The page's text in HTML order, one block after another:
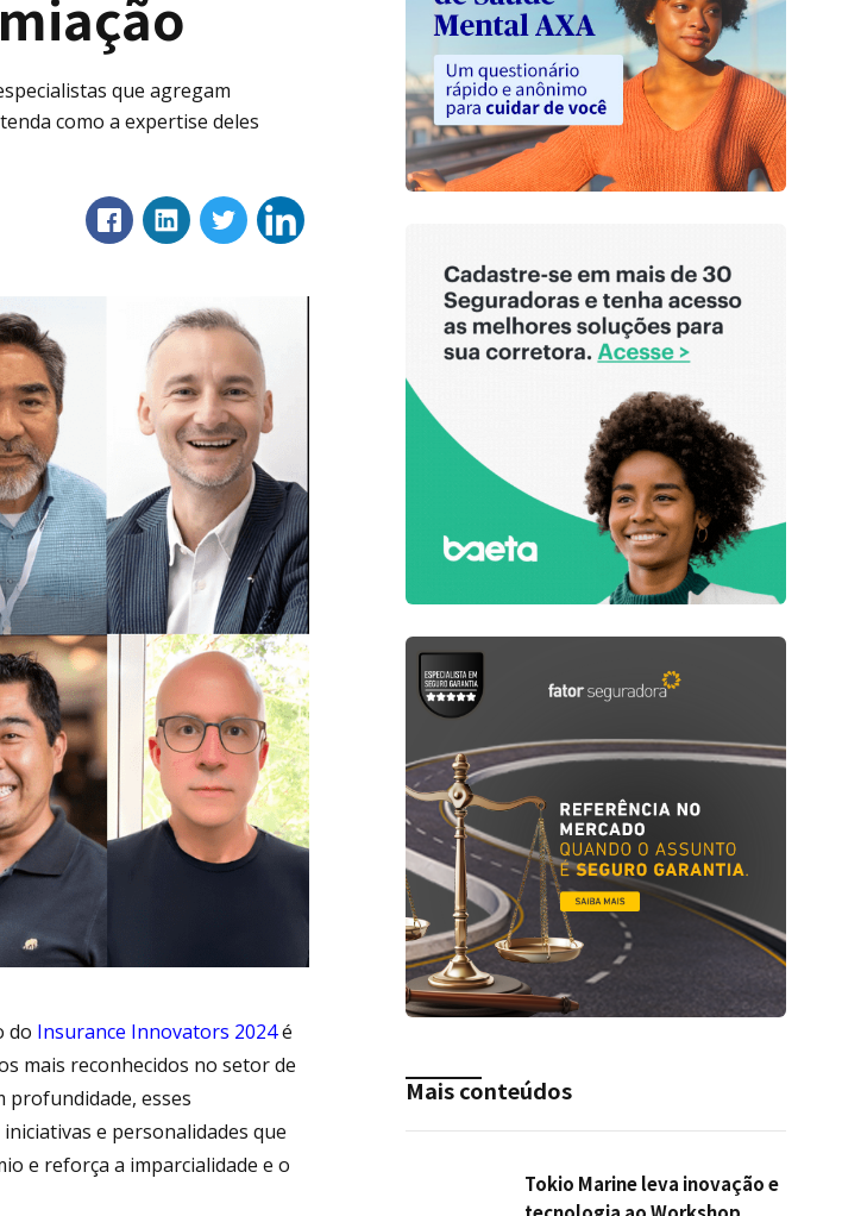
que agregam
como a expertise deles
do Insurance Innovators 2024é
mais reconhecidos no setor de
profundidade, esses
e personalidades que
e reforça a imparcialidade e o
Mais conteúdos
Tokio Marine leva inovação e